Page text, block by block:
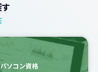
ソコン資格